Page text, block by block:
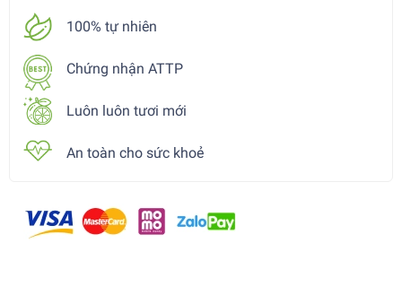
100% tự nhiên
Chứng nhận ATTP
Luôn luôn tươi mới
An toàn cho sức khoẻ